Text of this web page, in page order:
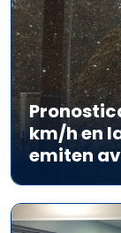
km/h en
emiten